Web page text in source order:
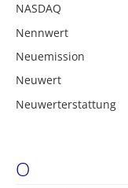
NASDAQ
Nennwert
Neuemission
Neuwert
Neuwerterstattung
O